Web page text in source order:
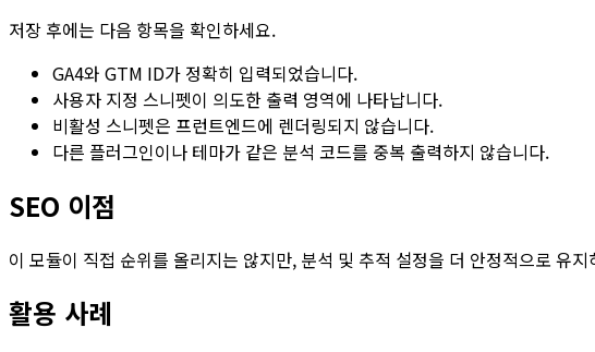
저장 후에는 다음 항목을 확인하세요.
GA4와 GTM ID가 정확히 입력되었습니다.
사용자 지정 스니펫이 의도한 출력 영역에 나타납니다.
비활성 스니펫은 프런트엔드에 렌더링되지 않습니다.
다른 플러그인이나 테마가 같은 분석 코드를 중복 출력하지 않습니다.
SEO 이점
이 모듈이 직접 순위를 올리지는 않지만, 분석 및 추적 설정을 더 안정적으로 유
활용 사례